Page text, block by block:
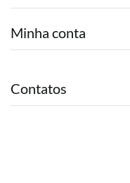
Minha conta
Contatos